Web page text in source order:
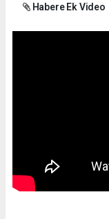
Habere Ek Video